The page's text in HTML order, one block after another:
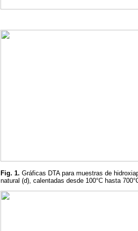
Fig. 1. Gráficas DTA para muestras de
natural (d), calentadas desde 100°C hasta